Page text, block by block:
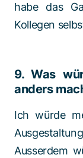
habe das
Kollegen
9. Was
anders
Ich würde
Ausserdem